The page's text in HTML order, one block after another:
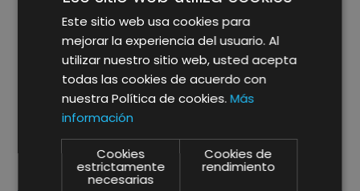
ARTÍCULOS RELACIONADOS
Este sitio web usa cookies para
mejorar la experiencia del usuario. Al
utilizar nuestro sitio web, usted acepta
todas las cookies de acuerdo con
nuestra Política de cookies.Más
información
Cookies
estrictamente
necesarias
Cookies de
rendimiento